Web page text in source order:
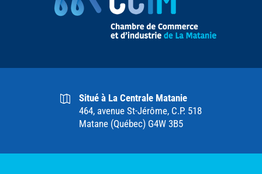
Situé à La Centrale Matanie
464, avenue St-Jérôme, C.P. 518
Matane (Québec) G4W 3B5